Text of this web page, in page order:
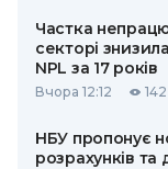
Частка
секторі
NPL за 17 років
Вчора 12:12 142
НБУ пропонує
розрахунків та